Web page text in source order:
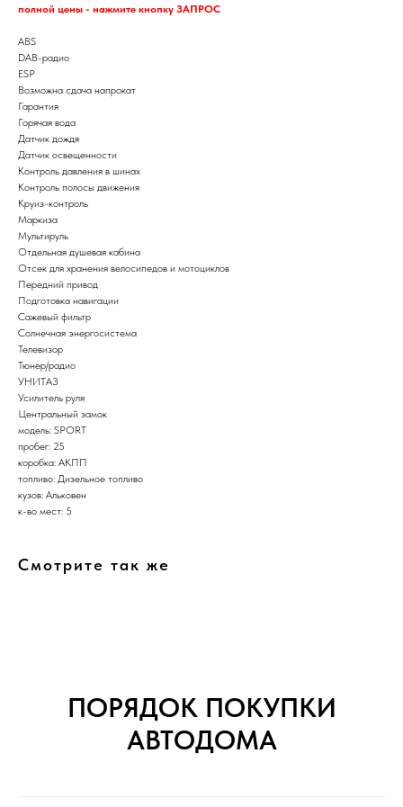
полной цены - нажмите кнопку ЗАПРОС
ABS
DAB-радио
ESP
Возможна сдача напрокат
Гарантия
Горячая вода
Датчик дождя
Датчик освещенности
Контроль давления в шинах
Контроль полосы движения
Круиз-контроль
Маркиза
Мультируль
Отдельная душевая кабина
Отсек для хранения велосипедов и мотоциклов
Передний привод
Подготовка навигации
Сажевый фильтр
Солнечная энергосистема
Телевизор
Тюнер/радио
УНИТАЗ
Усилитель руля
Центральный замок
модель: SPORT
пробег: 25
коробка: АКПП
топливо: Дизельное топливо
кузов: Альковен
к-во мест: 5
Смотрите так же
ПОРЯДОК ПОКУПКИ
АВТОДОМА